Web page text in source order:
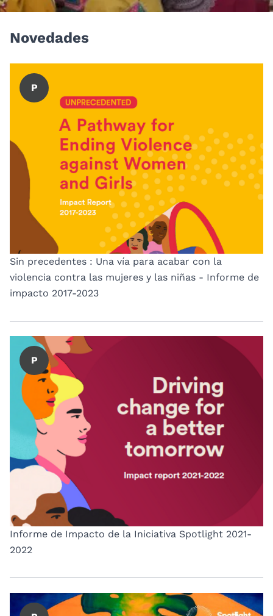
Novedades
P
Sin precedentes : Una vía para acabar con la
violencia contra las mujeres y las niñas - Informe de
impacto 2017-2023
P
Informe de Impacto de la Iniciativa Spotlight 2021-
2022